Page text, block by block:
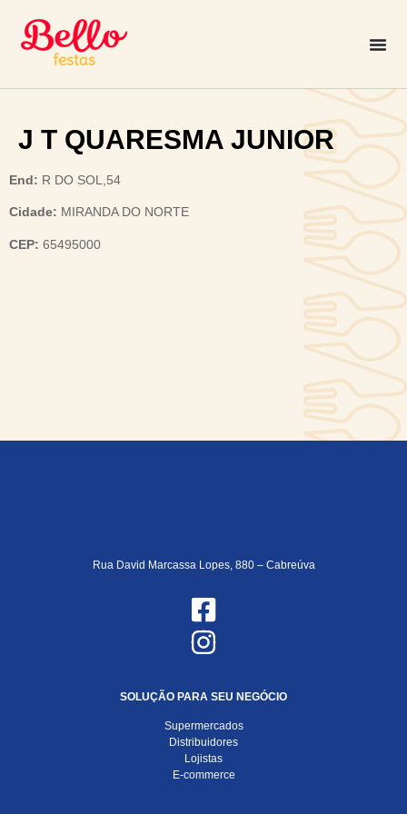
J T QUARESMA JUNIOR
End: R DO SOL,54
Cidade: MIRANDA DO NORTE
CEP: 65495000
Rua David Marcassa Lopes, 880 – Cabreúva
SOLUÇÃO PARA SEU NEGÓCIO
Supermercados
Distribuidores
Lojistas
E-commerce